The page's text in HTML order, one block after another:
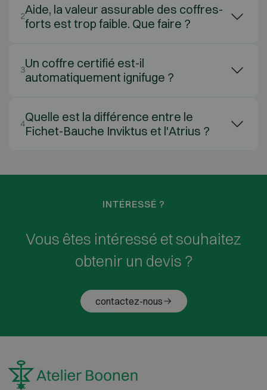
2Aide, la valeur assurable des coffres-
forts est trop faible. Que faire ?
3Un coffre certifié est-il
automatiquement ignifuge ?
4Quelle est la différence entre le
Fichet-Bauche Inviktus et l'Atrius ?
INTÉRESSÉ ?
Vous êtes intéressé et souhaitez
obtenir un devis ?
contactez-nous